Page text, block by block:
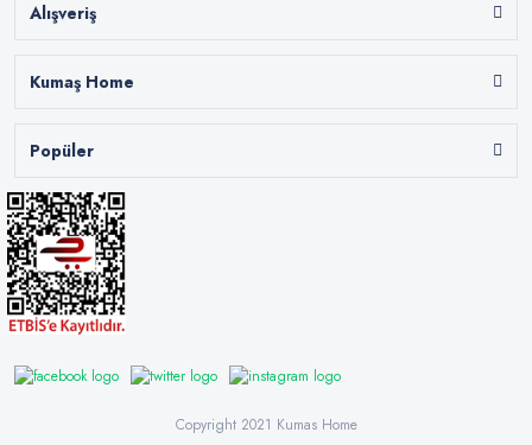
Alışveriş
Kumaş Home
Popüler
Copyright 2021 Kumas Home